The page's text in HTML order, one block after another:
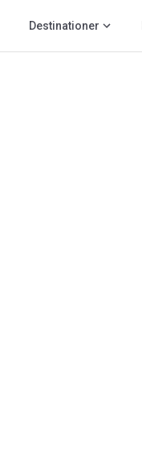
Destinationer